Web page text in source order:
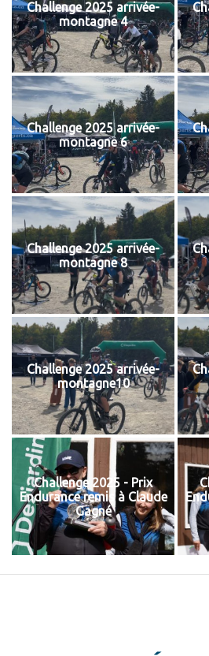
Challenge 2025 arrivée-
montagne 4
Challenge 2025 arrivée-
montagne 6
Challenge 2025 arrivée-
montagne 8
Challenge 2025 arrivée-
montagne10
Challenge 2025 - Prix
Endurance remis à Claude
Gagné